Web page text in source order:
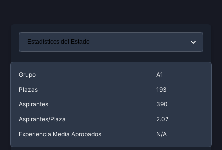
Grupo
A1
Plazas
193
Aspirantes
390
Aspirantes/Plaza
2.02
Experiencia Media Aprobados
N/A